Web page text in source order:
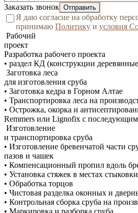
Заказать звонок
Я даю согласие на обработку
принимаю Политику и условия
Рабочий
проект
Разработка рабочего проекта
• раздел КД (конструкции
Заготовка леса
для изготовления сруба
• Заготовка кедра в Горном Алтае
• Транспортировка леса на
• Острожка, окорка и
Remmers или Lignofix с
Изготовление
и транспортировка сруба
• Изготовление бревенчатой части
пазов и чашек
• Компенсационный пропил вдоль
• Установка стяжек в местах
• Обработка торцов
• Чистовая разделка оконных и
• Контрольная сборка сруба на
• Маркировка и разборка сруба